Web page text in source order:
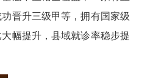
晋升三级甲等，拥有国家级
幅提升，县域就诊率稳步提